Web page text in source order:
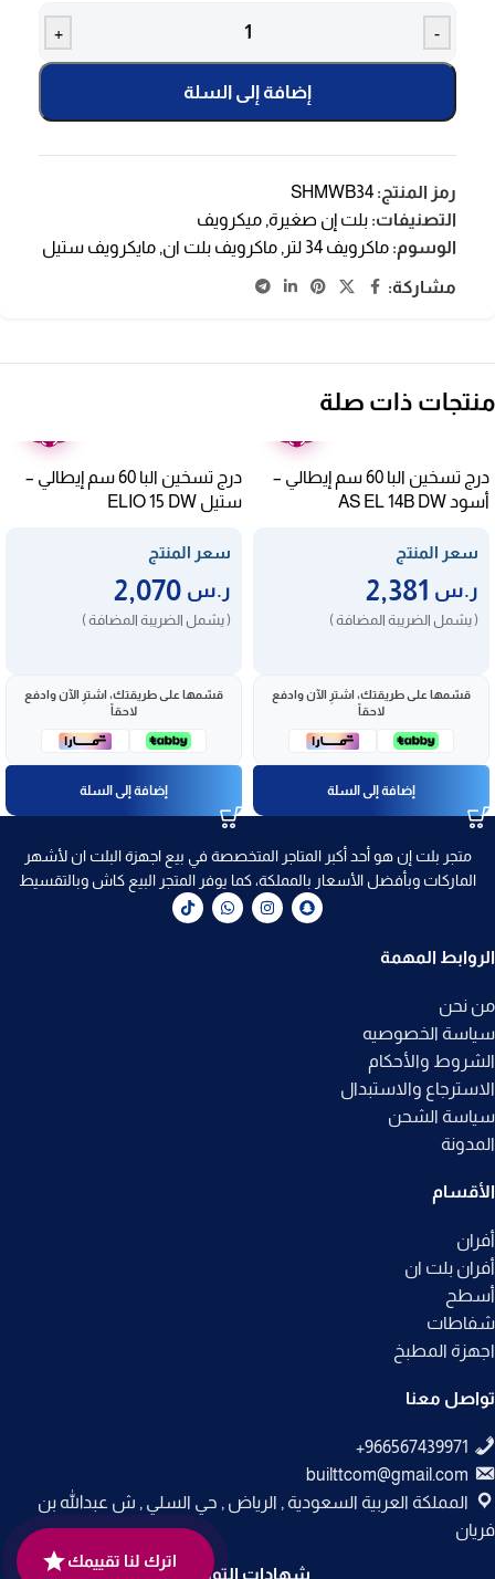
-
+
إضافة إلى السلة
رمز المنتج:SHMWB34
التصنيفات: بلت إن صغيرة, ميكرويف
الوسوم: ماكرويف 34 لتر , ماكرويف بلت ان, مايكرويف ستيل
مشاركة:
منتجات ذات صلة
درج تسخين البا 60 سم إيطالي –
أسود AS EL 14B DW
سعر المنتج
ر.س
( يشمل الضريبة المضافة )
قسّمها على طريقتك، اشترِ الآن وادفع
لاحقاً
إضافة إلى السلة
درج تسخين البا 60 سم إيطالي –
ستيل ELIO 15 DW
سعر المنتج
ر.س
( يشمل الضريبة المضافة )
قسّمها على طريقتك، اشترِ الآن وادفع
لاحقاً
إضافة إلى السلة
متجر بلت إن هو أحد أكبر المتاجر المتخصصة في بيع اجهزة البلت ان لأشهر
الماركات وبأفضل الأسعار بالمملكة، كما يوفر المتجر البيع كاش وبالتقسيط
الروابط المهمة
من نحن
سياسة الخصوصيه
الشروط والأحكام
الاسترجاع والاستبدال
سياسة الشحن
المدونة
الأقسام
أفران
أفران بلت ان
أسطح
شفاطات
اجهزة المطبخ
تواصل معنا
builttcom@gmail.com
المملكة العربية السعودية , الرياض , حي السلي , ش عبدالله بن
فريان
شهادات التوثيق
اترك لنا تقييمك